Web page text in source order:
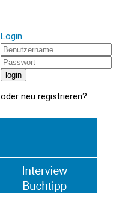
Login
oder neu registrieren?